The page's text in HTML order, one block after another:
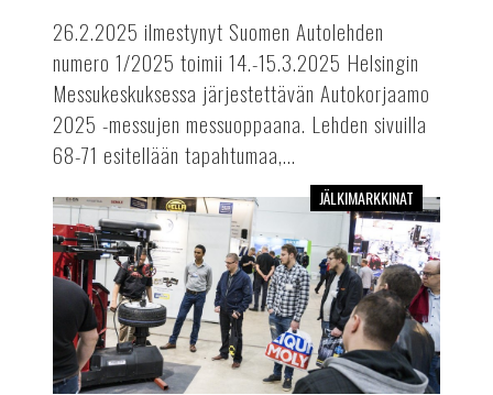
26.2.2025 ilmestynyt Suomen Autolehden
numero 1/2025 toimii 14.-15.3.2025 Helsingin
Messukeskuksessa järjestettävän Autokorjaamo
2025 -messujen messuoppaana. Lehden sivuilla
68-71 esitellään tapahtumaa,...
Älykkäitä
ratkaisuja
Autokorjaamomessuilta
JÄLKIMARKKINAT